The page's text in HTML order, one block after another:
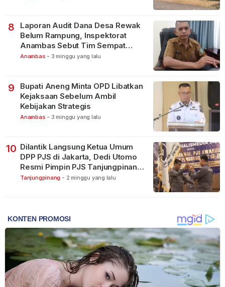
8
Laporan Audit Dana Desa Rewak
Belum Rampung, Inspektorat
Anambas Sebut Tim Sempat
Terbagi Tangani Kasus Lain
Anambas - 3 minggu yang lalu
9
Bupati Aneng Minta OPD Libatkan
Kejaksaan Sebelum Ambil
Kebijakan Strategis
Anambas - 3 minggu yang lalu
10 Dilantik Langsung Ketua Umum
DPP PJS di Jakarta, Dedi Utomo
Resmi Pimpin PJS Tanjungpinang-
Bintan
Tanjungpinang - 2 minggu yang lalu